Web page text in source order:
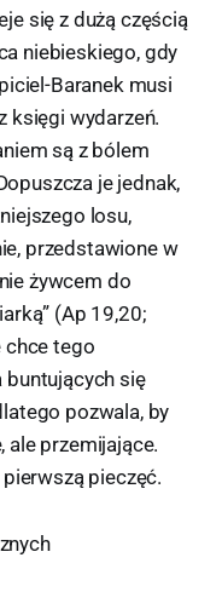
się z dużą częścią
niebieskiego, gdy
Baranek musi
księgi wydarzeń.
są z bólem
je jednak,
losu,
przedstawione w
żywcem do
(Ap 19,20;
chce tego
buntujących się
pozwala, by
ale przemijające.
pieczęć.